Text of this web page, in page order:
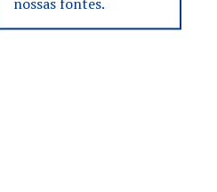
nossas fontes.